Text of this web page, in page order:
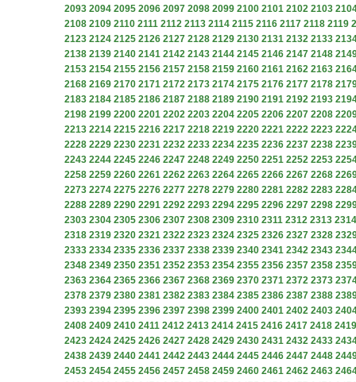
2093 2094 2095 2096 2097 2098 2099 2100 2101 2102 2103
2108 2109 2110 2111 2112 2113 2114 2115 2116 2117 2118 2119
2123 2124 2125 2126 2127 2128 2129 2130 2131 2132 2133
2138 2139 2140 2141 2142 2143 2144 2145 2146 2147 2148
2153 2154 2155 2156 2157 2158 2159 2160 2161 2162 2163
2168 2169 2170 2171 2172 2173 2174 2175 2176 2177 2178
2183 2184 2185 2186 2187 2188 2189 2190 2191 2192 2193
2198 2199 2200 2201 2202 2203 2204 2205 2206 2207 2208
2213 2214 2215 2216 2217 2218 2219 2220 2221 2222 2223
2228 2229 2230 2231 2232 2233 2234 2235 2236 2237 2238
2243 2244 2245 2246 2247 2248 2249 2250 2251 2252 2253
2258 2259 2260 2261 2262 2263 2264 2265 2266 2267 2268
2273 2274 2275 2276 2277 2278 2279 2280 2281 2282 2283
2288 2289 2290 2291 2292 2293 2294 2295 2296 2297 2298
2303 2304 2305 2306 2307 2308 2309 2310 2311 2312 2313 2314
2318 2319 2320 2321 2322 2323 2324 2325 2326 2327 2328
2333 2334 2335 2336 2337 2338 2339 2340 2341 2342 2343
2348 2349 2350 2351 2352 2353 2354 2355 2356 2357 2358
2363 2364 2365 2366 2367 2368 2369 2370 2371 2372 2373
2378 2379 2380 2381 2382 2383 2384 2385 2386 2387 2388
2393 2394 2395 2396 2397 2398 2399 2400 2401 2402 2403
2408 2409 2410 2411 2412 2413 2414 2415 2416 2417 2418 2419
2423 2424 2425 2426 2427 2428 2429 2430 2431 2432 2433
2438 2439 2440 2441 2442 2443 2444 2445 2446 2447 2448
2453 2454 2455 2456 2457 2458 2459 2460 2461 2462 2463